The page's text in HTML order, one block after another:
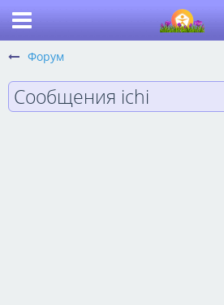
Форум
Сообщения ichi